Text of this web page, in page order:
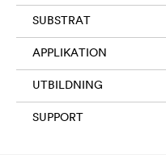
SUBSTRAT
APPLIKATION
UTBILDNING
SUPPORT